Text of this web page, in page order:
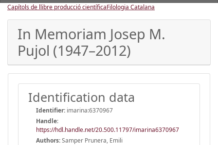
Capítols de llibre producció científicaFilologia Catalana
In Memoriam Josep M.
Pujol (1947–2012)
Identification data
Identifier: imarina:6370967
Handle:
https://hdl.handle.net/20.500.11797/imarina6370967
Authors:Samper Prunera, Emili